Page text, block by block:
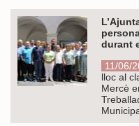
durant
11/06/
lloc al
Mercè